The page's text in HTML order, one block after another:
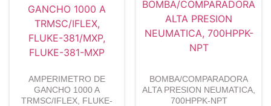
AMPERIMETRO DE
GANCHO 1000 A
TRMSC/IFLEX, FLUKE-
BOMBA/COMPARADORA
ALTA PRESION NEUMATICA,
700HPPK-NPT